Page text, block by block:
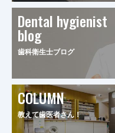
Dental hygienist
blog
歯科衛生士ブログ
COLUMN
教えて歯医者さん！